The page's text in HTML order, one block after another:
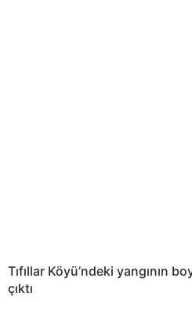
Tıfıllar Köyü’ndeki yangının
çıktı